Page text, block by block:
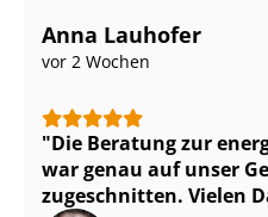
Anna Lauhofer
vor 2 Wochen
Die Beratung zur
war genau auf unser
zugeschnitten. Vielen